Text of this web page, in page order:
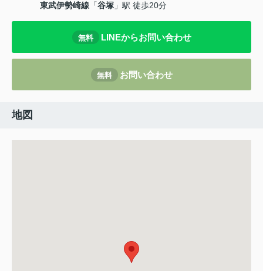
東武伊勢崎線 「谷塚 」駅 徒歩20分
無料 LINEからお問い合わせ
無料 お問い合わせ
地図